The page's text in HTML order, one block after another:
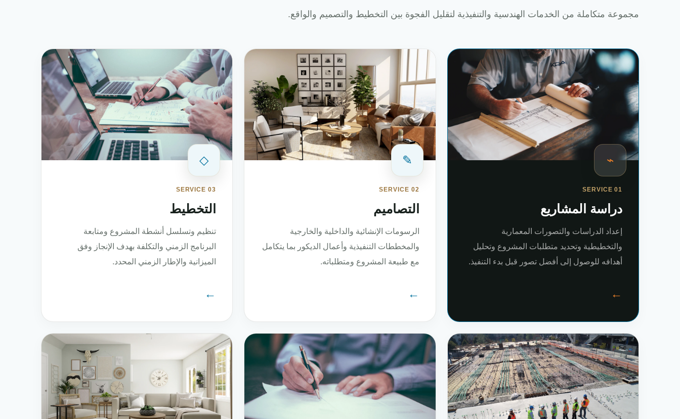
مجموعة متكاملة من الخدمات الهندسية والتنفيذية لتقليل الفجوة بين التخطيط والتصميم والواقع.
⌁
SERVICE 01
دراسة المشاريع
إعداد الدراسات والتصورات المعمارية
والتخطيطية وتحديد متطلبات المشروع وتحليل
أهدافه للوصول إلى أفضل تصور قبل بدء التنفيذ.
←
✎
SERVICE 02
التصاميم
الرسومات الإنشائية والداخلية والخارجية
والمخططات التنفيذية وأعمال الديكور بما يتكامل
مع طبيعة المشروع ومتطلباته.
←
◇
SERVICE 03
التخطيط
تنظيم وتسلسل أنشطة المشروع ومتابعة
البرنامج الزمني والتكلفة بهدف الإنجاز وفق
الميزانية والإطار الزمني المحدد.
←